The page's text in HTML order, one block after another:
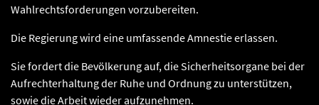
Wahlrechtsforderungen vorzubereiten.
Die Regierung wird eine umfassende Amnestie erlassen.
Sie fordert die Bevölkerung auf, die Sicherheitsorgane bei der
Aufrechterhaltung der Ruhe und Ordnung zu unterstützen,
sowie die Arbeit wieder aufzunehmen.